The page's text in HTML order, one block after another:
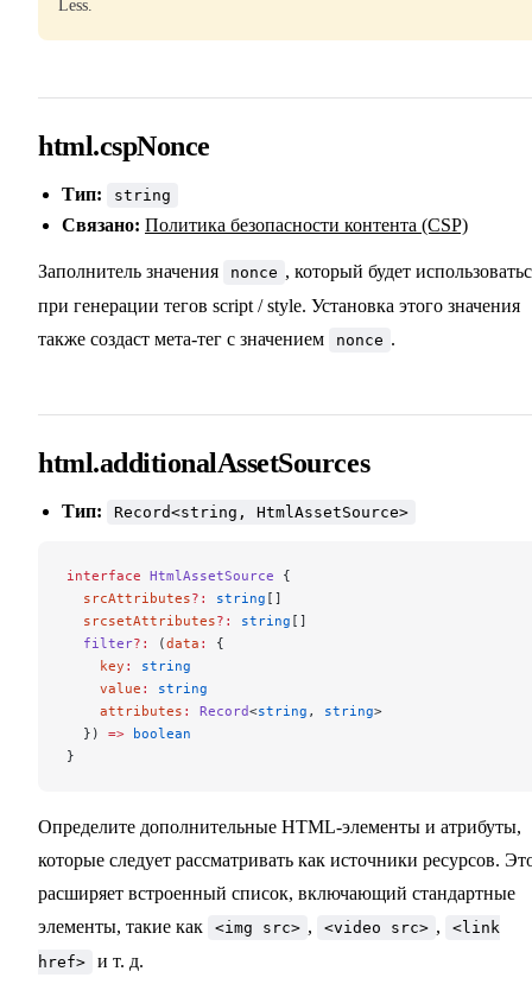
Less.
html.cspNonce
Тип: string
Связано: Политика безопасности контента (CSP)
Заполнитель значения nonce , который будет
при генерации тегов script / style. Установка этого значения
также создаст мета-тег с значением
nonce .
html.additionalAssetSources
Тип: Record<string, HtmlAssetSource>
interface HtmlAssetSource {
  srcAttributes
?: string []
  srcsetAttributes
?: string []
  filter
?: (data :
{
    key
:
string
    value
:
string
    attributes
: Record<string , string>
  })
=> boolean
}
Определите дополнительные HTML-элементы и атрибуты,
которые следует рассматривать как источники ресурсов.
расширяет встроенный список, включающий стандартные
элементы, такие как
<img src> , <video src> ,
<link
href>
и т. д.